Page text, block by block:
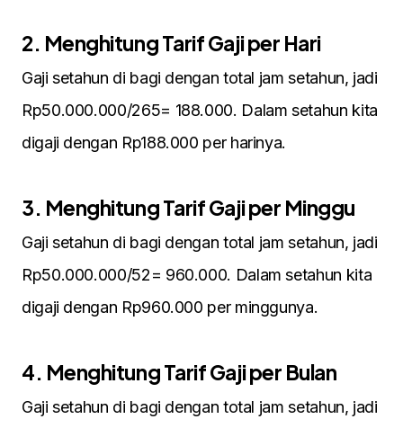
2. Menghitung Tarif Gaji per Hari
Gaji setahun di bagi dengan total jam setahun, jadi
Rp50.000.000/265= 188.000. Dalam setahun kita
digaji dengan Rp188.000 per harinya.
3. Menghitung Tarif Gaji per Minggu
Gaji setahun di bagi dengan total jam setahun, jadi
Rp50.000.000/52= 960.000. Dalam setahun kita
digaji dengan Rp960.000 per minggunya.
4. Menghitung Tarif Gaji per Bulan
Gaji setahun di bagi dengan total jam setahun, jadi